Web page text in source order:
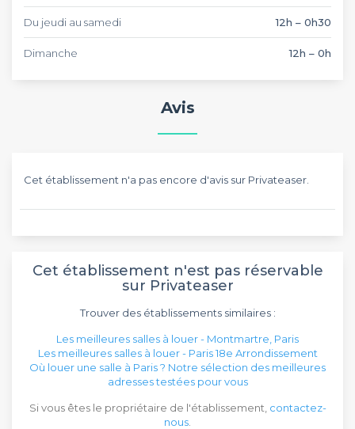
Du jeudi au samedi 12h – 0h30
Dimanche 12h – 0h
Avis
Cet établissement n'a pas encore d'avis sur Privateaser.
Cet établissement n'est pas réservable
sur Privateaser
Trouver des établissements similaires :
Les meilleures salles à louer - Montmartre, Paris
Les meilleures salles à louer - Paris 18e Arrondissement
Où louer une salle à Paris ? Notre sélection des meilleures
adresses testées pour vous
Si vous êtes le propriétaire de l'établissement, contactez-
nous